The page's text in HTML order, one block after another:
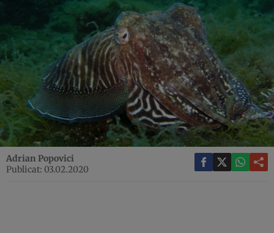
Adrian Popovici
Publicat: 03.02.2020